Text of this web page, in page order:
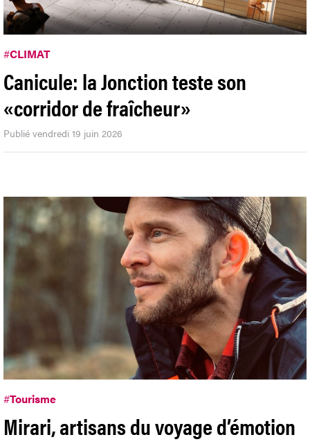
#CLIMAT
Canicule: la Jonction teste son
«corridor de fraîcheur»
Publié vendredi 19 juin 2026
#Tourisme
Mirari, artisans du voyage d’émotion